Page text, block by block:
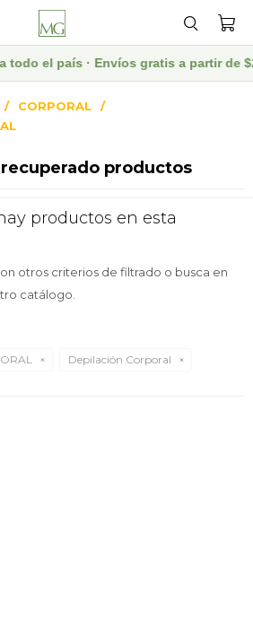
todo el país · Envíos gratis a partir de
CORPORAL
recuperado productos
productos en esta
otros criterios de filtrado o busca en
catálogo.
Depilación Corporal